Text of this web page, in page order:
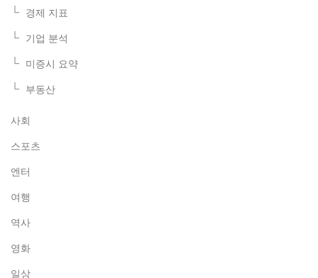
경제 지표
기업 분석
미증시 요약
부동산
사회
스포츠
엔터
여행
역사
영화
일상